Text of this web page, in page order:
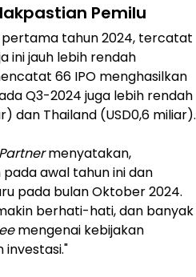
Pemilu
pertama tahun 2024, tercatat
ini jauh lebih rendah
66 IPO menghasilkan
Q3-2024 juga lebih rendah
dan Thailand (USD0,6 miliar).
menyatakan,
awal tahun ini dan
pada bulan Oktober 2024.
berhati-hati, dan banyak
mengenai kebijakan